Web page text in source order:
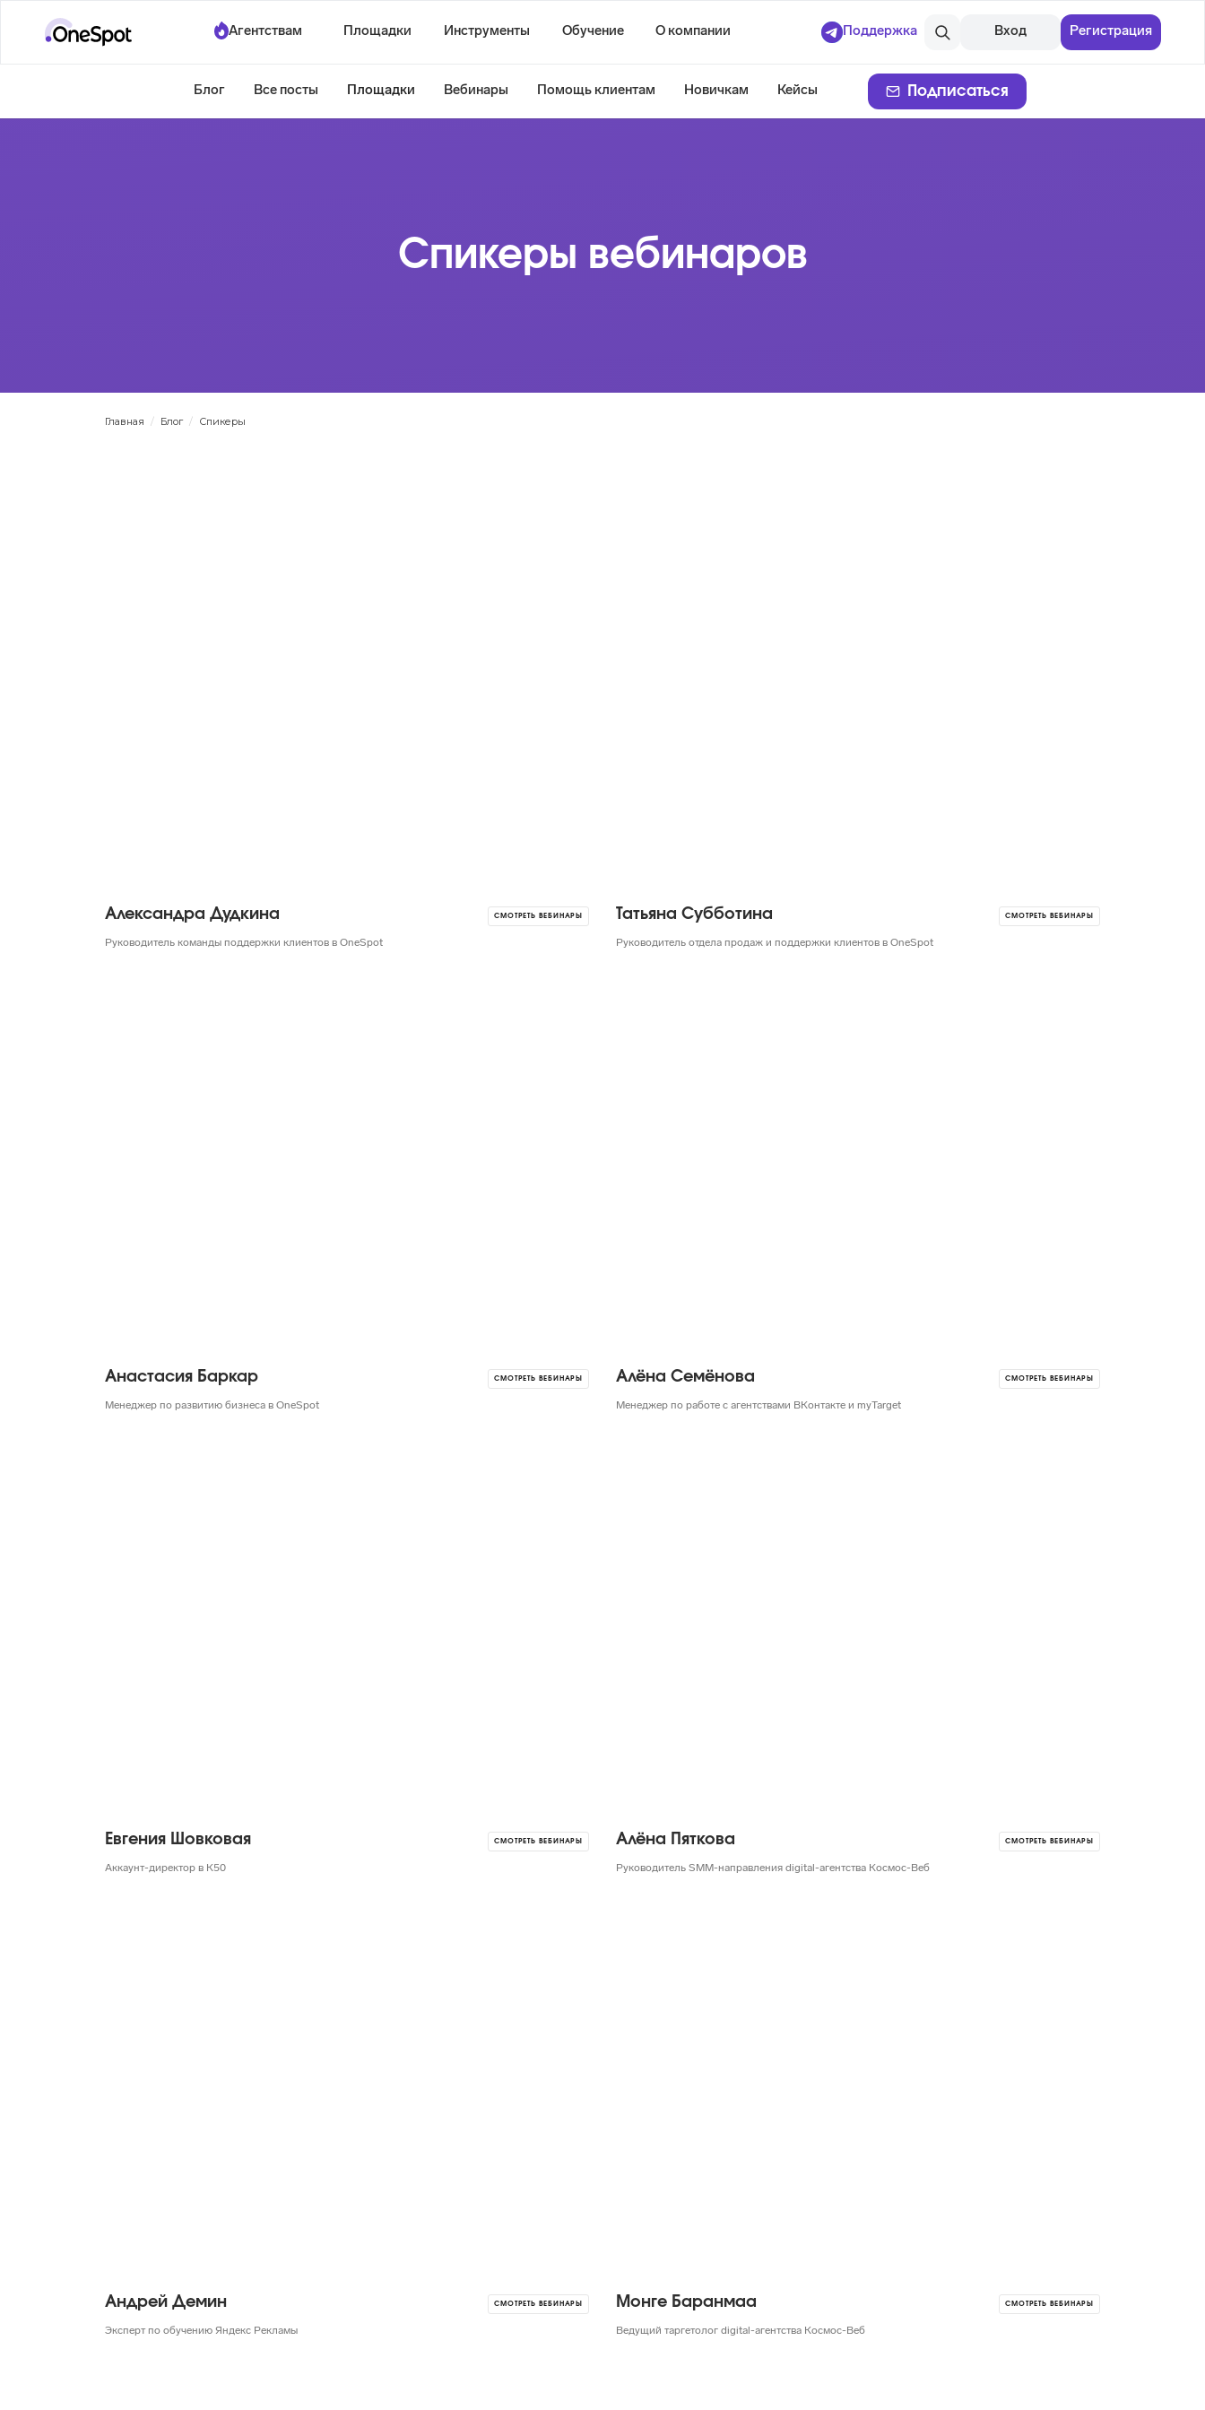
Агентствам Площадки Инструменты Обучение О компании Поддержка Вход Регистрация
Блог Все посты Площадки Вебинары Помощь клиентам Новичкам Кейсы Подписаться
Спикеры вебинаров
Главная / Блог / Спикеры
Александра Дудкина СМОТРЕТЬ ВЕБИНАРЫ
Руководитель команды поддержки клиентов в OneSpot
Татьяна Субботина СМОТРЕТЬ ВЕБИНАРЫ
Руководитель отдела продаж и поддержки клиентов в OneSpot
Анастасия Баркар СМОТРЕТЬ ВЕБИНАРЫ
Менеджер по развитию бизнеса в OneSpot
Алёна Семёнова СМОТРЕТЬ ВЕБИНАРЫ
Менеджер по работе с агентствами ВКонтакте и myTarget
Евгения Шовковая СМОТРЕТЬ ВЕБИНАРЫ
Аккаунт-директор в К50
Алёна Пяткова СМОТРЕТЬ ВЕБИНАРЫ
Руководитель SMM-направления digital-агентства Космос-Веб
Андрей Демин СМОТРЕТЬ ВЕБИНАРЫ
Эксперт по обучению Яндекс Рекламы
Монге Баранмаа СМОТРЕТЬ ВЕБИНАРЫ
Ведущий таргетолог digital-агентства Космос-Веб